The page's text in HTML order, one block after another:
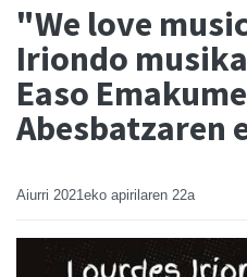
"We love
Iriondo
Easo
Abesbatzaren
Aiurri 2021eko apirilaren 22a